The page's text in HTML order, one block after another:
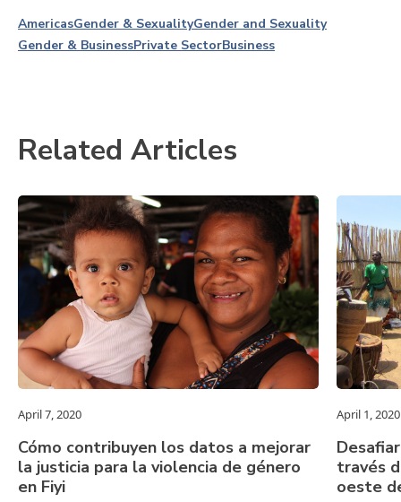
AmericasGender & SexualityGender and Sexuality
Gender & BusinessPrivate SectorBusiness
Related Articles
April 7, 2020
Cómo contribuyen los datos a mejorar
la justicia para la violencia de género
en Fiyi
April 1, 2020
través
oeste